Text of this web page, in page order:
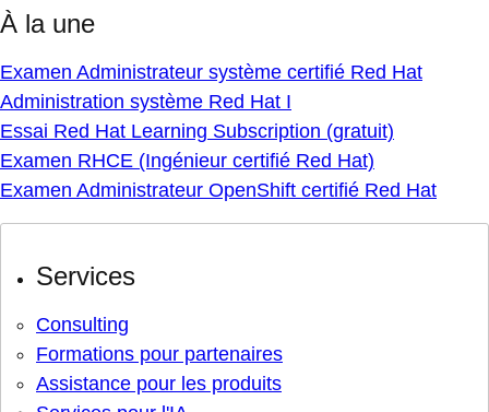
À la une
Examen Administrateur système certifié Red Hat
Administration système Red Hat I
Essai Red Hat Learning Subscription (gratuit)
Examen RHCE (Ingénieur certifié Red Hat)
Examen Administrateur OpenShift certifié Red Hat
Services
Consulting
Formations pour partenaires
Assistance pour les produits